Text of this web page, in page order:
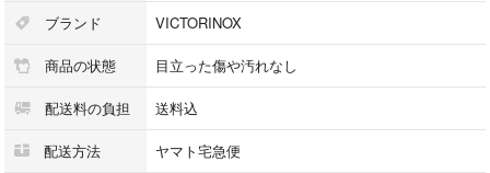
ブランド VICTORINOX
商品の状態 目立った傷や汚れなし
配送料の負担 送料込
配送方法 ヤマト宅急便